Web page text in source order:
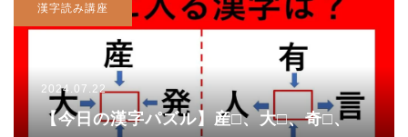
漢字読み講座
2024.07.22
【今日の漢字パズル】産□、大□、奇□、